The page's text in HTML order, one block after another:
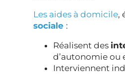
Les aides à domicile,
sociale :
Réalisent des
d’autonomie ou
Interviennent